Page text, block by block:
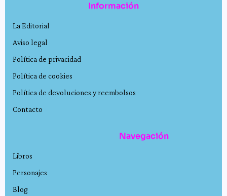
Información
La Editorial
Aviso legal
Política de privacidad
Política de cookies
Política de devoluciones y reembolsos
Contacto
Navegación
Libros
Personajes
Blog